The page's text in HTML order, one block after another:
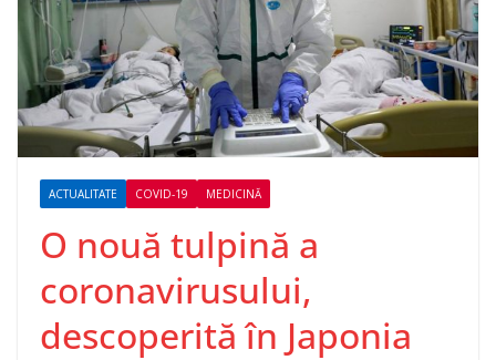
ACTUALITATE COVID-19 MEDICINĂ
O nouă tulpină a
coronavirusului,
descoperită în Japonia